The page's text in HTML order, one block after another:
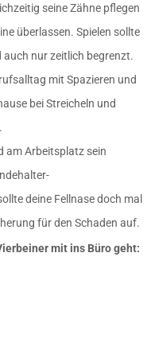
seine Zähne pflegen
überlassen. Spielen sollte
nur zeitlich begrenzt.
mit Spazieren und
bei Streicheln und
am Arbeitsplatz sein
deine Fellnase doch mal
für den Schaden auf.
mit ins Büro geht: